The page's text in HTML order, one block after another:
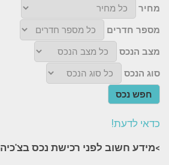
מחיר
מספר חדרים
מצב הנכס
סוג הנכס
חפש נכס
כדאי לדעת!
>מידע חשוב לפני רכישת נכס בצ'כיה​